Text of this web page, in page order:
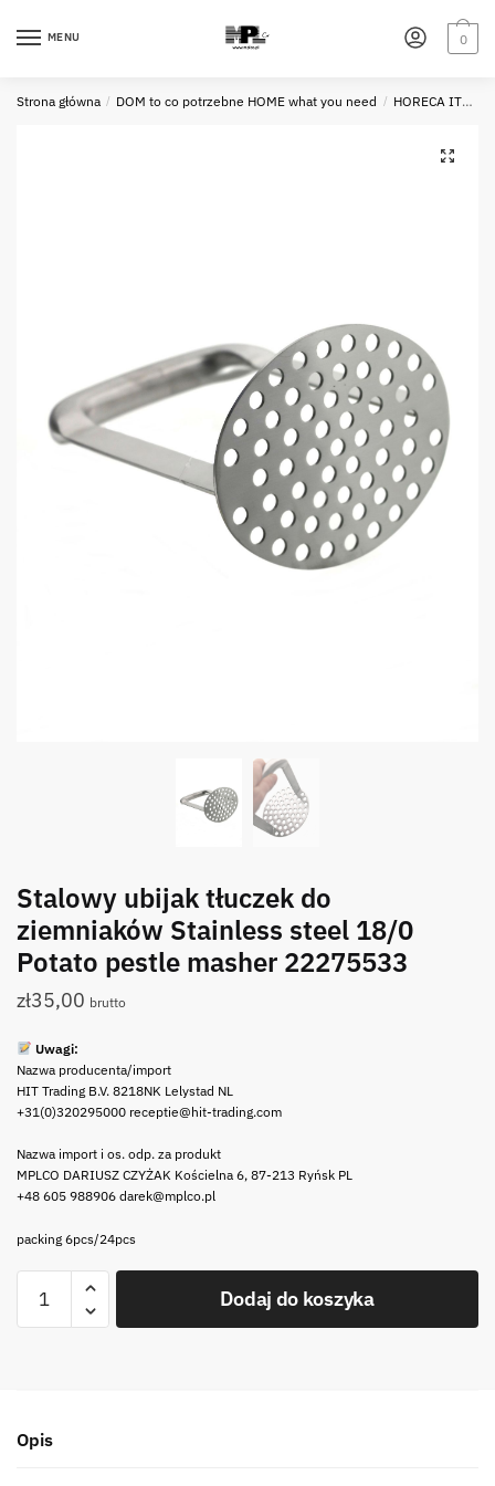
MENU 0
Strona główna / DOM to co potrzebne HOME what you need / HORECA ITEMS - STEEL - STALOWE PRZYBORY
Stalowy ubijak tłuczek do
ziemniaków Stainless steel 18/0
Potato pestle masher 22275533
zł35,00 brutto
Uwagi:
Nazwa producenta/import
HIT Trading B.V. 8218NK Lelystad NL
+31(0)320295000 receptie@hit-trading.com
Nazwa import i os. odp. za produkt
MPLCO DARIUSZ CZYŻAK Kościelna 6, 87-213 Ryńsk PL
+48 605 988906 darek@mplco.pl
packing 6pcs/24pcs
Stalowy
Stainless
Dodaj do koszyka
Opis